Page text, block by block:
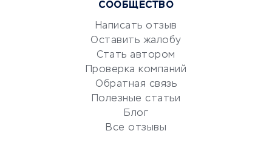
Маркетинг и продажи
Репетиторство
Красота и здоровье
Сервисы по поиску работы
Сетевой маркетинг
УСЛУГИ ДЛЯ БИЗНЕСА
СООБЩЕСТВО
Написать отзыв
Оставить жалобу
Стать автором
Проверка компаний
Обратная связь
Полезные статьи
Блог
Все отзывы